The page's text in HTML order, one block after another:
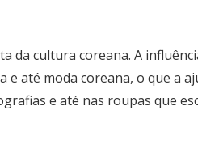
da cultura coreana. A
e até moda coreana, o que a
e até nas roupas que